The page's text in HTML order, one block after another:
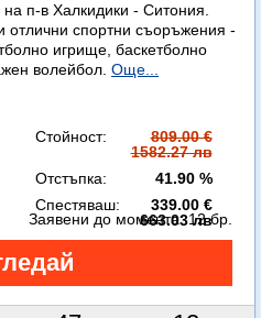
п-в Халкидики - Ситония.
отлични спортни съоръжения -
игрище, баскетболно
волейбол. Още...
Стойност:
809.00 €
1582.27 лв
Отстъпка:
41.90 %
Спестяваш:
339.00 €
663.03 лв
Заявени до момента:12 бр.